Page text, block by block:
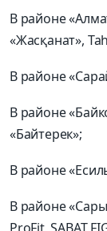
В районе
«Жасқанат»,
В районе
В районе
«Байтерек»;
В районе
В районе